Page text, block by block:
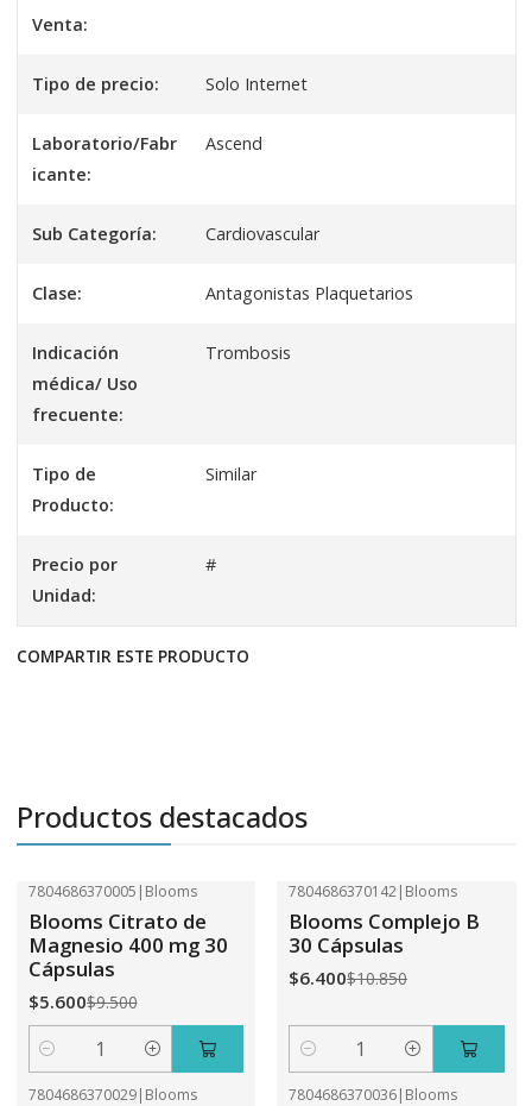
Venta:
Tipo de precio: Solo Internet
Laboratorio/Fabr
icante:
Ascend
Sub Categoría: Cardiovascular
Clase: Antagonistas Plaquetarios
Indicación
médica/ Uso
frecuente:
Trombosis
Tipo de
Producto:
Similar
Precio por
Unidad:
#
COMPARTIR ESTE PRODUCTO
Productos destacados
7804686370005 | Blooms
Blooms Citrato de
Magnesio 400 mg 30
Cápsulas
$5.600$9.500
Cantidad
7804686370142| Blooms
Blooms Complejo B
30 Cápsulas
$6.400$10.850
Cantidad
7804686370029| Blooms 7804686370036| Blooms